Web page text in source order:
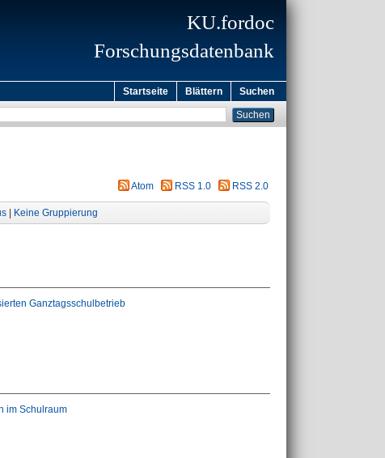
KU.fordoc
Forschungsdatenbank
Startseite Blättern Suchen
Atom RSS 1.0 RSS 2.0
| Keine Gruppierung
Ganztagsschulbetrieb
im Schulraum